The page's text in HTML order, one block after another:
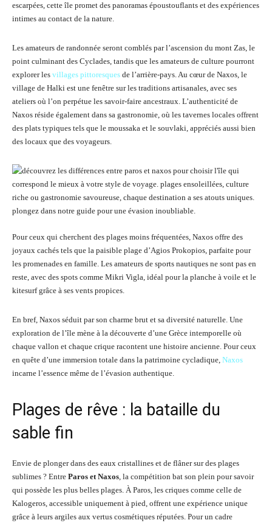
escarpées, cette île promet des panoramas époustouflants et des expériences
intimes au contact de la nature.
Les amateurs de randonnée seront comblés par l’ascension du mont Zas, le
point culminant des Cyclades, tandis que les amateurs de culture pourront
explorer les villages pittoresques de l’arrière-pays. Au cœur de Naxos, le
village de Halki est une fenêtre sur les traditions artisanales, avec ses
ateliers où l’on perpétue les savoir-faire ancestraux. L’authenticité de
Naxos réside également dans sa gastronomie, où les tavernes locales offrent
des plats typiques tels que le moussaka et le souvlaki, appréciés aussi bien
des locaux que des voyageurs.
Pour ceux qui cherchent des plages moins fréquentées, Naxos offre des
joyaux cachés tels que la paisible plage d’Agios Prokopios, parfaite pour
les promenades en famille. Les amateurs de sports nautiques ne sont pas en
reste, avec des spots comme Mikri Vigla, idéal pour la planche à voile et le
kitesurf grâce à ses vents propices.
En bref, Naxos séduit par son charme brut et sa diversité naturelle. Une
exploration de l’île mène à la découverte d’une Grèce intemporelle où
chaque vallon et chaque crique racontent une histoire ancienne. Pour ceux
en quête d’une immersion totale dans la patrimoine cycladique, Naxos
incarne l’essence même de l’évasion authentique.
Plages de rêve : la bataille du
sable fin
Envie de plonger dans des eaux cristallines et de flâner sur des plages
sublimes ? Entre Paros et Naxos, la compétition bat son plein pour savoir
qui possède les plus belles plages. À Paros, les criques comme celle de
Kalogeros, accessible uniquement à pied, offrent une expérience unique
grâce à leurs argiles aux vertus cosmétiques réputées. Pour un cadre